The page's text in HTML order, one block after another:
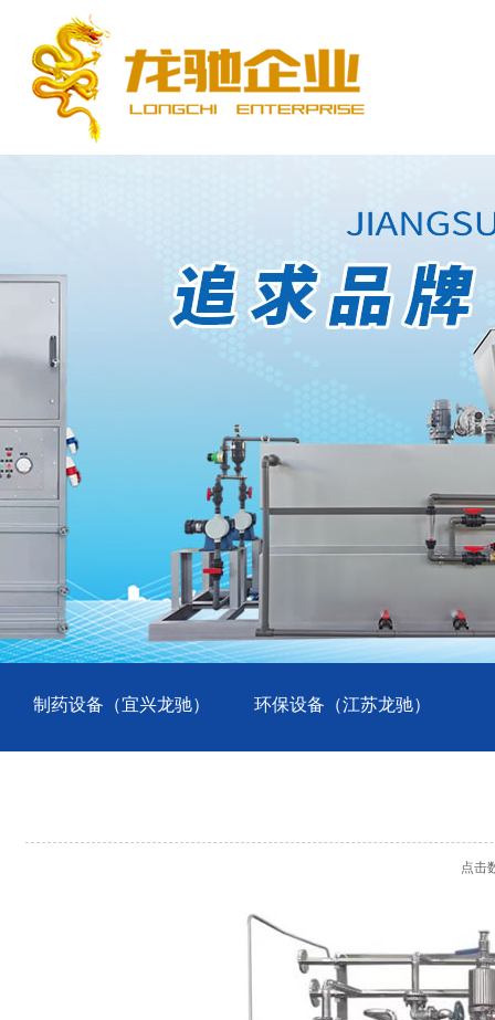
制药设备（宜兴龙驰） 环保设备（江苏龙驰）
点击